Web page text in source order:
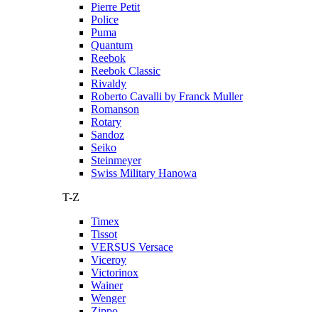
Pierre Petit
Police
Puma
Quantum
Reebok
Reebok Classic
Rivaldy
Roberto Cavalli by Franck Muller
Romanson
Rotary
Sandoz
Seiko
Steinmeyer
Swiss Military Hanowa
T-Z
Timex
Tissot
VERSUS Versace
Viceroy
Victorinox
Wainer
Wenger